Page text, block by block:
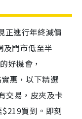
正進行年終減價
及門市低至半
好機會，
惠，以下精選
交易，皮夾及卡
買到。即刻